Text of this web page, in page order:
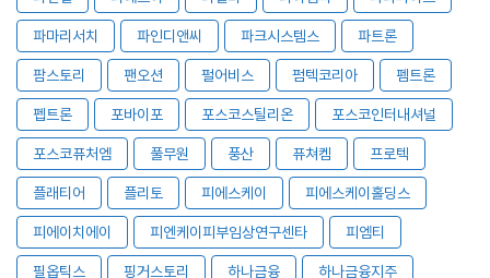
파마리서치 파인디앤씨 파크시스템스 파트론
팜스토리 팬오션 펄어비스 펌텍코리아 펨트론
펩트론 포바이포 포스코스틸리온 포스코인터내셔널
포스코퓨처엠 풀무원 풍산 퓨쳐켐 프로텍
플래티어 플리토 피에스케이 피에스케이홀딩스
피에이치에이 피엔케이피부임상연구센타 피엠티
필옵틱스 핑거스토리 하나금융 하나금융지주